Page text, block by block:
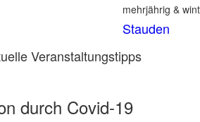
mehrjährig &
Stauden
Veranstaltungstipps
durch Covid-19